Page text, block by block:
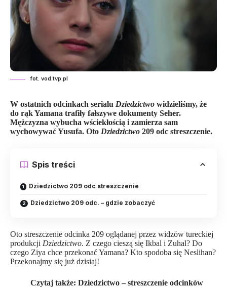
fot. vod.tvp.pl
W ostatnich odcinkach serialu Dziedzictwo widzieliśmy, że
do rąk Yamana trafiły fałszywe dokumenty Seher.
Mężczyzna wybucha wściekłością i zamierza sam
wychowywać Yusufa. Oto Dziedzictwo 209 odc streszczenie.
Spis treści
Dziedzictwo 209 odc streszczenie
Dziedzictwo 209 odc. – gdzie zobaczyć
Oto streszczenie odcinka 209 oglądanej przez widzów tureckiej
produkcji Dziedzictwo. Z czego cieszą się Ikbal i Zuhal? Do
czego Ziya chce przekonać Yamana? Kto spodoba się Neslihan?
Przekonajmy się już dzisiaj!
Czytaj także: Dziedzictwo – streszczenie odcinków